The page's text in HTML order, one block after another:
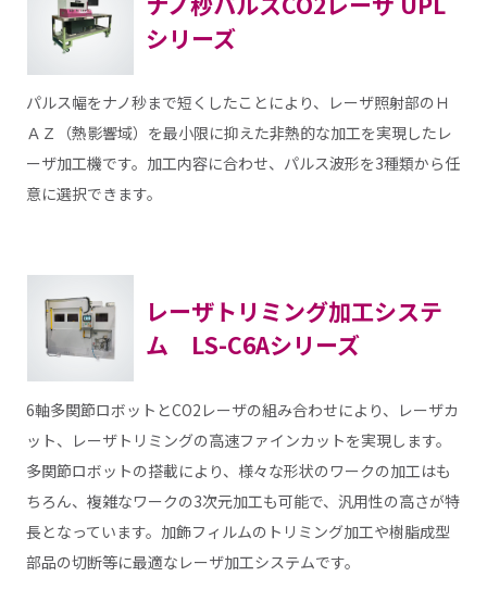
シリーズ
パルス幅をナノ秒まで短くしたことにより、レーザ照射部のＨ
ＡＺ（熱影響域）を最小限に抑えた非熱的な加工を実現したレ
ーザ加工機です。加工内容に合わせ、パルス波形を3種類から任
意に選択できます。
レーザトリミング加工システ
ム LS-C6Aシリーズ
6軸多関節ロボットとCO2レーザの組み合わせにより、レーザカ
ット、レーザトリミングの高速ファインカットを実現します。
多関節ロボットの搭載により、様々な形状のワークの加工はも
ちろん、複雑なワークの3次元加工も可能で、汎用性の高さが特
長となっています。加飾フィルムのトリミング加工や樹脂成型
部品の切断等に最適なレーザ加工システムです。